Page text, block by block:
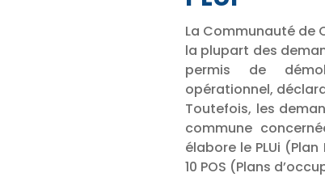
La Communauté de
la plupart des
permis de
opérationnel,
Toutefois, les
commune
élabore le PLUi
10 POS (Plans